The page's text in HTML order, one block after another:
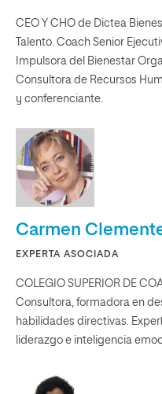
CEO Y CHO de Dictea
Talento. Coach Senior
Impulsora del Bienestar
Consultora de Recursos
y conferenciante.
Carmen
EXPERTA ASOCIADA
COLEGIO SUPERIOR DE
Consultora, formadora en
habilidades directivas.
liderazgo e inteligencia